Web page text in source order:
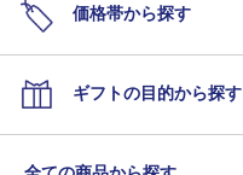
価格帯から探す
ギフトの目的から探す